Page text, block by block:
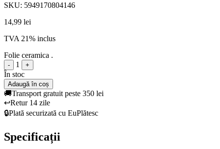
SKU: 5949170804146
14,99 lei
TVA 21% inclus
Folie ceramica .
- 1 +
În stoc
Adaugă în coș
🚚Transport gratuit peste 350 lei
↩️Retur 14 zile
🔒Plată securizată cu EuPlătesc
Specificații